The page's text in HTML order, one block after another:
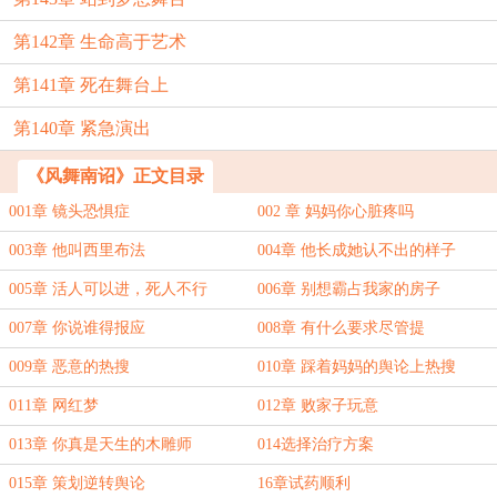
第142章 生命高于艺术
第141章 死在舞台上
第140章 紧急演出
《风舞南诏》正文目录
001章 镜头恐惧症 002 章 妈妈你心脏疼吗
003章 他叫西里布法 004章 他长成她认不出的样子
005章 活人可以进，死人不行 006章 别想霸占我家的房子
007章 你说谁得报应 008章 有什么要求尽管提
009章 恶意的热搜 010章 踩着妈妈的舆论上热搜
011章 网红梦 012章 败家子玩意
013章 你真是天生的木雕师 014选择治疗方案
015章 策划逆转舆论 16章试药顺利